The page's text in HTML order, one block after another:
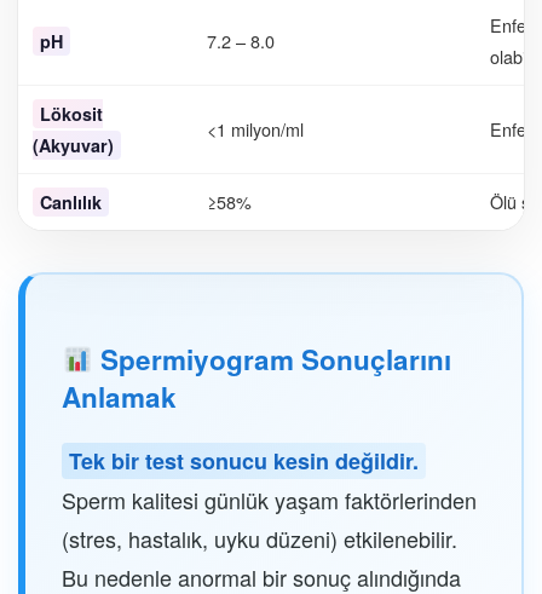
pH 7.2 – 8.0
olabilir
Lökosit
(Akyuvar)
<1 milyon/ml
Canlılık ≥58% Ölü
Spermiyogram Sonuçlarını
Anlamak
Tek bir test sonucu kesin değildir.
Sperm kalitesi günlük yaşam faktörlerinden
(stres, hastalık, uyku düzeni) etkilenebilir.
Bu nedenle anormal bir sonuç alındığında